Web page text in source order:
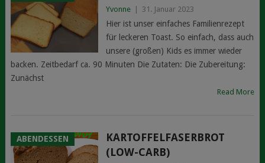
Yvonne 31. Januar 2023
Hier ist unser einfaches Familienrezept
für leckeren Toast. So einfach, dass auch
unsere (großen) Kids es immer wieder
backen. Zeitbedarf ca. 90 Minuten Die Zutaten: Die Zubereitung:
Zunächst
Read More
ABENDESSEN
KARTOFFELFASERBROT
(LOW-CARB)